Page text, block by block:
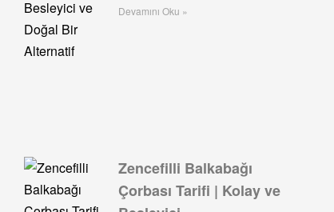
Devamını Oku »
Zencefilli Balkabağı
Çorbası Tarifi | Kolay ve